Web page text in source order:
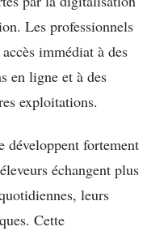
Les professionnels
immédiat à des
en ligne et à des
exploitations.
développent fortement
échangent plus
leurs
Cette